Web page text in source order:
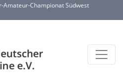
Amateur-Championat Südwest